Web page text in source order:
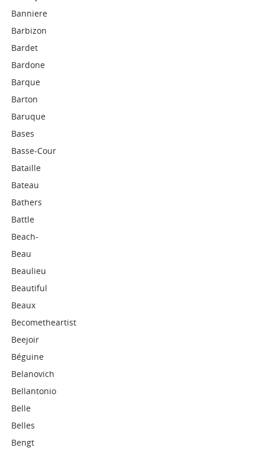
Banniere
Barbizon
Bardet
Bardone
Barque
Barton
Baruque
Bases
Basse-Cour
Bataille
Bateau
Bathers
Battle
Beach-
Beau
Beaulieu
Beautiful
Beaux
Becometheartist
Beejoir
Béguine
Belanovich
Bellantonio
Belle
Belles
Bengt